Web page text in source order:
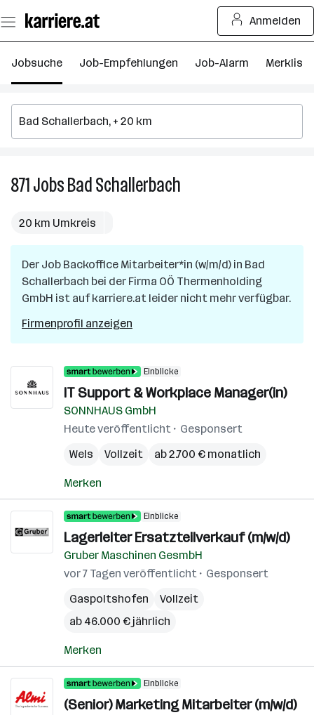
Seiteninhalt
springen
Anmelden
Jobsuche Job-Empfehlungen Job-Alarm Merkliste
871JobsBad Schallerbach
Schallerbach
20 km Umkreis
Der Job Backoffice Mitarbeiter*in (w/m/d) in Bad
Schallerbach bei der Firma OÖ Thermenholding
GmbH ist auf karriere.at leider nicht mehr verfügbar.
Firmenprofil anzeigen
Einblicke
IT Support & Workplace Manager(in)
SONNHAUS GmbH
Heute veröffentlicht
Gesponsert
Wels
Vollzeit ab 2.700 € monatlich
Merken
Einblicke
Lagerleiter Ersatzteilverkauf (m/w/d)
Gruber Maschinen GesmbH
vor 7 Tagen veröffentlicht
Gesponsert
Gaspoltshofen
Vollzeit
ab 46.000 € jährlich
Merken
Einblicke
(Senior) Marketing Mitarbeiter (m/w/d)